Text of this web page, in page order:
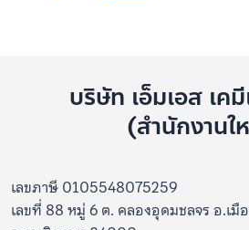
บริษัท เอ็มเอส เค
(สำนักงาน
เลขภาษี 0105548075259
เลขที่ 88 หมู่ 6 ต. คลองอุดมชลจร อ.เมือ